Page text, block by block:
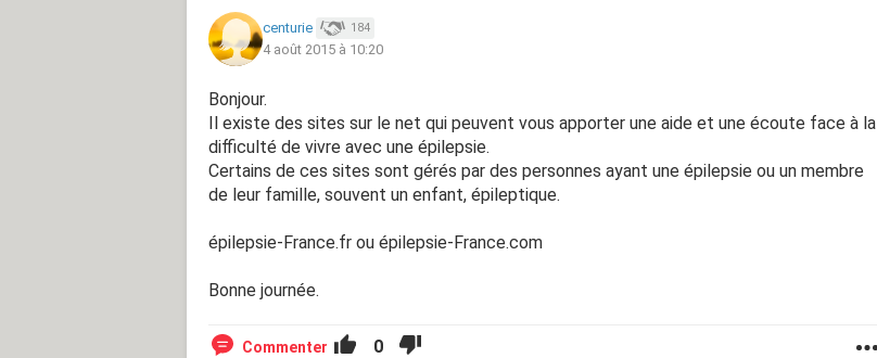
centurie 184
4 août 2015 à 10:20
Bonjour.
Il existe des sites sur le net qui peuvent vous apporter une aide et une écoute face à la
difficulté de vivre avec une épilepsie.
Certains de ces sites sont gérés par des personnes ayant une épilepsie ou un membre
de leur famille, souvent un enfant, épileptique.
épilepsie-France.fr ou épilepsie-France.com
Bonne journée.
Commenter 0